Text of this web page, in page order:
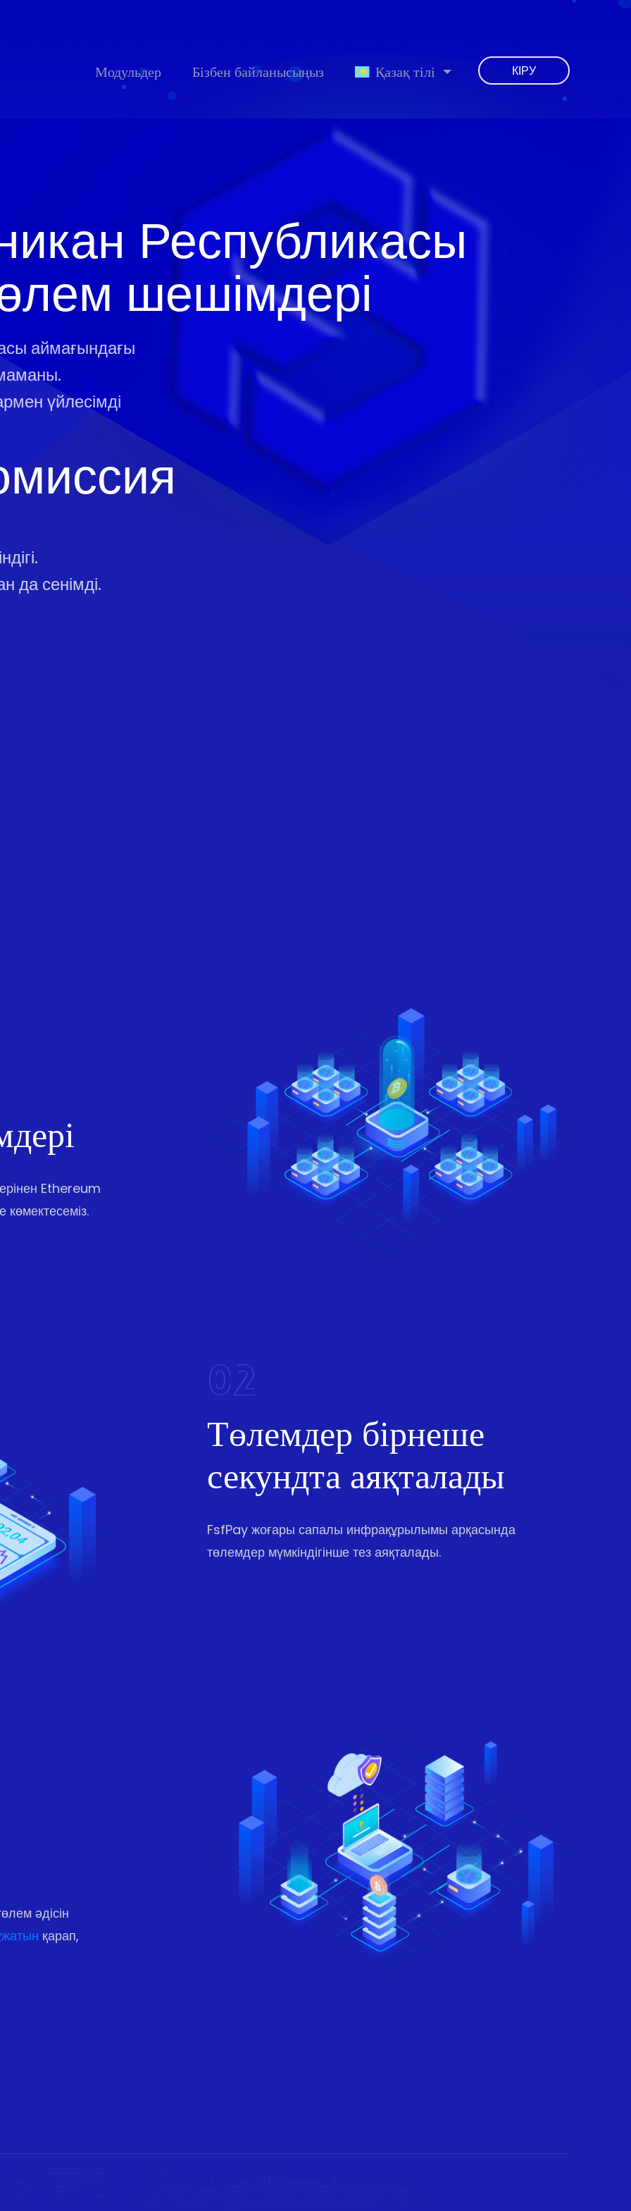
КІРУ
Модульдер Бізбен байланысыңыз Қазақ тілі
Республикасы
шешімдері
аймағындағы
үйлесімді
да сенімді.
Ethereum
көмектесеміз.
02
Төлемдер бірнеше
секундта аяқталады
FsfPay жоғары сапалы инфрақұрылымы арқасында
төлемдер мүмкіндігінше тез аяқталады.
әдісін
қарап,